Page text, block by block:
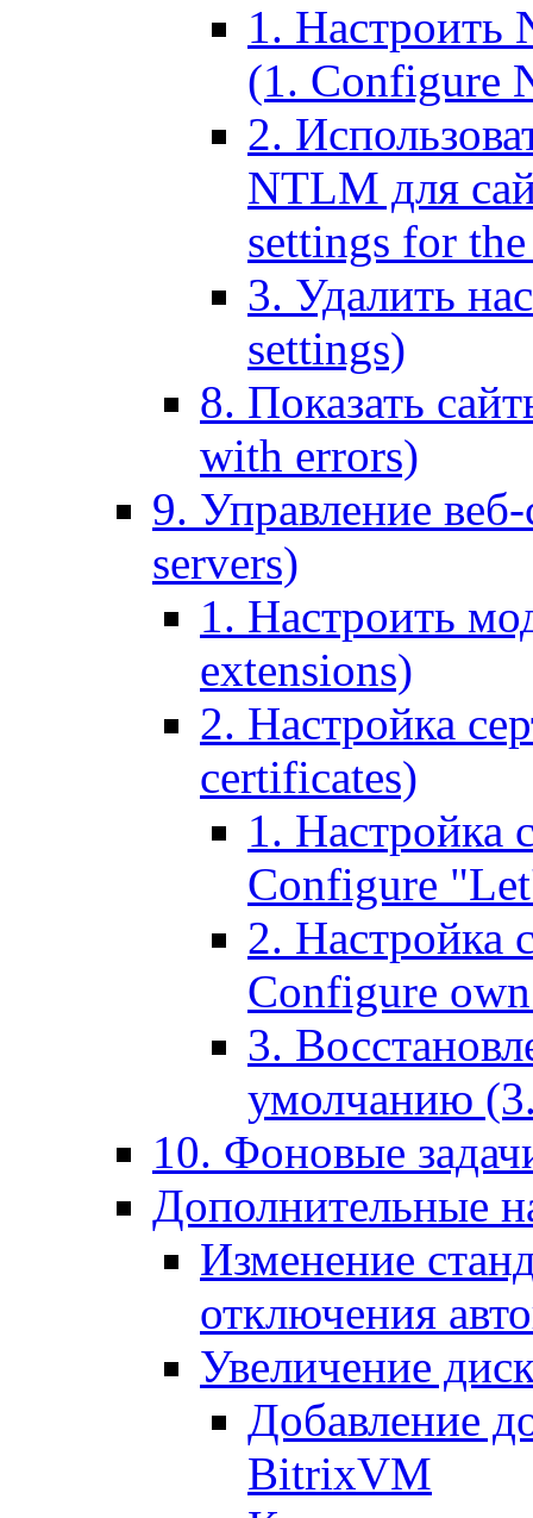
1. Настроить
(1. Configure
2.
NTLM для
settings for
3. Удалить
settings)
8. Показать
with errors)
9. Управление
servers)
1. Настроить
extensions)
2. Настройка
certificates)
1. Настройка
Configure
2. Настройка
Configure
3.
умолчанию
10. Фоновые
Дополнительные
Изменение
отключения
Увеличение
Добавление
BitrixVM